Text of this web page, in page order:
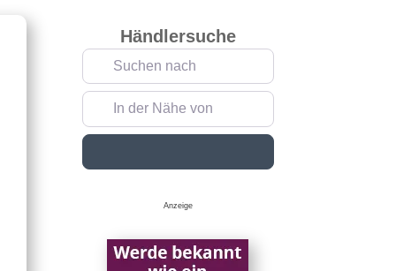
Händlersuche
Suchen nach
In der Nähe von
Anzeige